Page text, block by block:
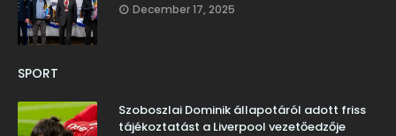
December 17, 2025
SPORT
Szoboszlai Dominik állapotáról adott friss
tájékoztatást a Liverpool vezetőedzője